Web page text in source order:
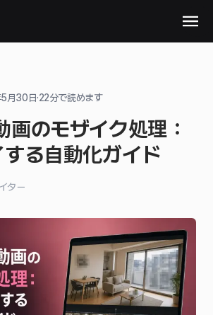
月30日·22分で読めます
画のモザイク処理：
る自動化ガイド
ター